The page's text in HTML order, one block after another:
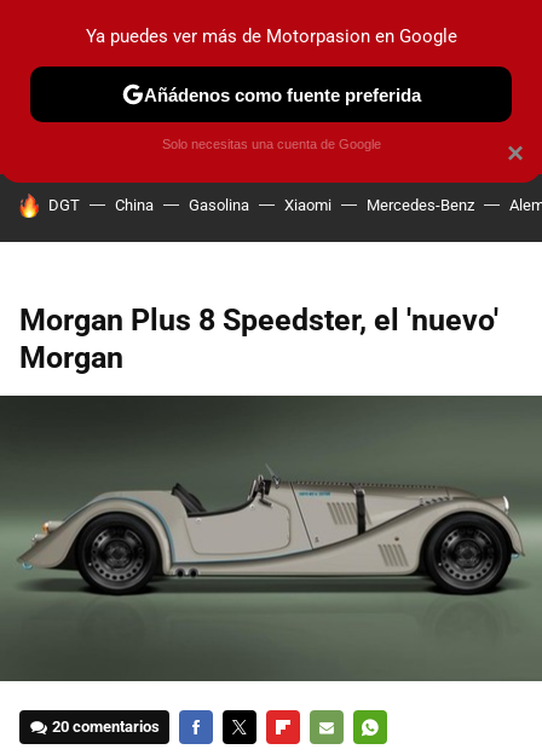
PRUEBAS COCHES ELÉCTRICOS OBSERVATORIO
HOY SE HABLA DE
DGT China Gasolina Xiaomi Mercedes-Benz
Morgan Plus 8 Speedster, el 'nuevo'
Morgan
20 comentarios
×
Ya puedes ver más de Motorpasion en Google
Añádenos como fuente preferida
Solo necesitas una cuenta de Google